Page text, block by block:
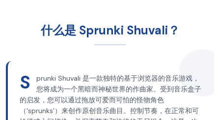
什么是 Sprunki Shuvali？
S
prunki Shuvali 是一款独特的基于浏览器的音乐游戏，
您将成为一个黑暗而神秘世界的作曲家。受到音乐盒子
的启发，您可以通过拖放可爱而可怕的怪物角色
（'sprunks'）来创作原创音乐曲目。控制节奏，在正常和可